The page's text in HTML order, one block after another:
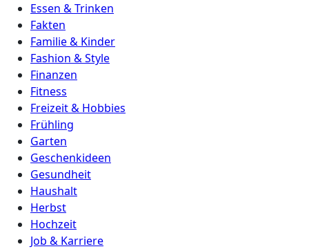
Essen & Trinken
Fakten
Familie & Kinder
Fashion & Style
Finanzen
Fitness
Freizeit & Hobbies
Frühling
Garten
Geschenkideen
Gesundheit
Haushalt
Herbst
Hochzeit
Job & Karriere